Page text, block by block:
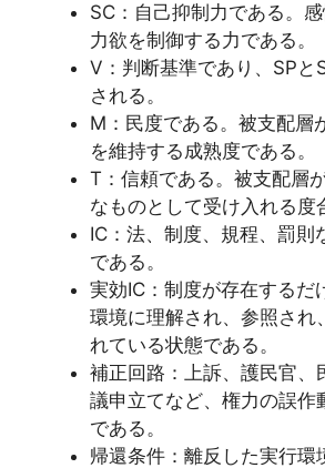
SC：自己抑制力である。
力欲を制御する力である。
V：判断基準であり、SPと
される。
M：民度である。被支配層
を維持する成熟度である。
T：信頼である。被支配層
なものとして受け入れる度
IC：法、制度、規程、罰則
である。
実効IC：制度が存在するだ
環境に理解され、参照され
れている状態である。
補正回路：上訴、護民官、
議申立てなど、権力の誤作
である。
帰還条件：離反した実行環